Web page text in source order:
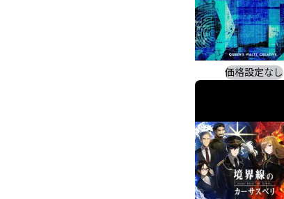
価格設定なし